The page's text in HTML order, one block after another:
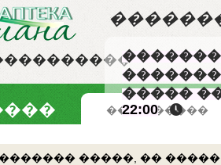
�����
22:00
�� �������
�����, ��